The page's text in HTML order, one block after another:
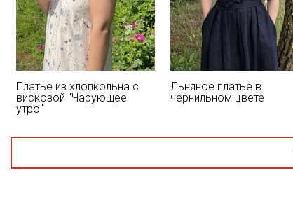
Платье из хлопкольна с
вискозой "Чарующее
утро"
Льняное платье в
чернильном цвете